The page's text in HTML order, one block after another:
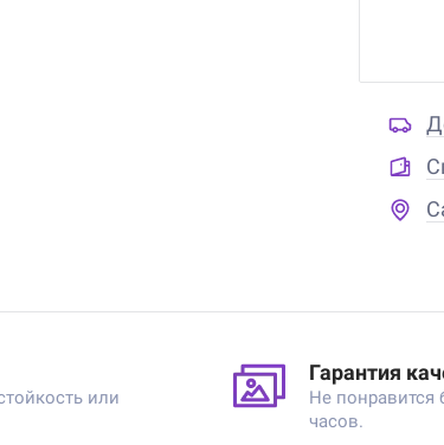
или
Гарантия
Не понравится
часов.